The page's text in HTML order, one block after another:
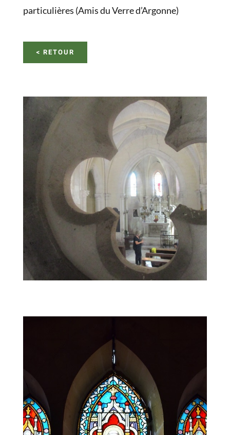
particulières (Amis du Verre d’Argonne)
< RETOUR